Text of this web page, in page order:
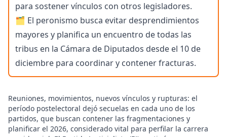
para sostener vínculos con otros legisladores.
🗂️ El peronismo busca evitar desprendimientos
mayores y planifica un encuentro de todas las
tribus en la Cámara de Diputados desde el 10 de
diciembre para coordinar y contener fracturas.
Reuniones, movimientos, nuevos vínculos y rupturas: el
período postelectoral dejó secuelas en cada uno de los
partidos, que buscan contener las fragmentaciones y
planificar el 2026, considerado vital para perfilar la carrera